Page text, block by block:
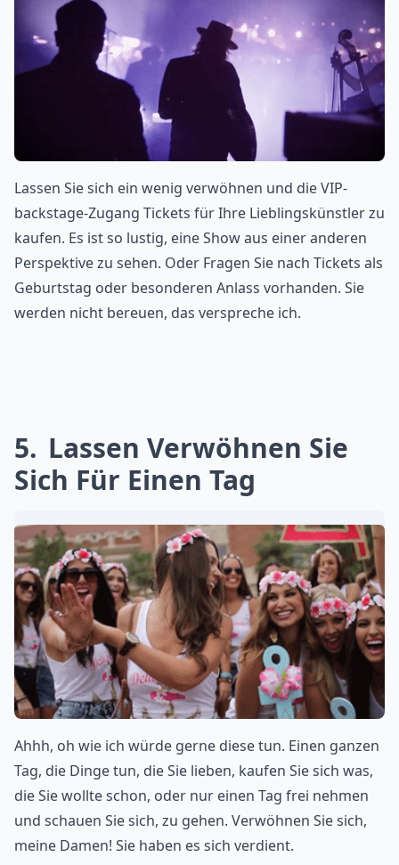
Lassen Sie sich ein wenig verwöhnen und die VIP-
backstage-Zugang Tickets für Ihre Lieblingskünstler zu
kaufen. Es ist so lustig, eine Show aus einer anderen
Perspektive zu sehen. Oder Fragen Sie nach Tickets als
Geburtstag oder besonderen Anlass vorhanden. Sie
werden nicht bereuen, das verspreche ich.
5 Lassen Verwöhnen Sie
Sich Für Einen Tag
Ahhh, oh wie ich würde gerne diese tun. Einen ganzen
Tag, die Dinge tun, die Sie lieben, kaufen Sie sich was,
die Sie wollte schon, oder nur einen Tag frei nehmen
und schauen Sie sich, zu gehen. Verwöhnen Sie sich,
meine Damen! Sie haben es sich verdient.